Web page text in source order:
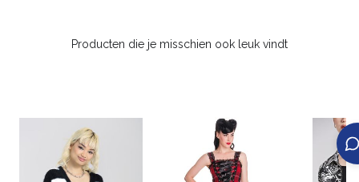
Producten die je misschien ook leuk vindt